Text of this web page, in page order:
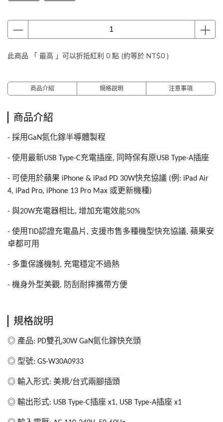
此商品 「 最高 」可以折抵紅利 0 點 (約等於 NT$0 )
商品介紹 規格說明 注意事項
商品介紹
- 採用GaN氮化鎵半導體製程
- 使用最新USB Type-C充電插座, 同時保有原USB Type-A插座
- 可使用於蘋果 iPhone & iPad PD 30W快充協議 (例 : iPad Air
4, iPad Pro, iPhone 13 Pro Max 或更新機種)
- 與20W充電器相比, 增加充電效能50%
- 使用 TID認證充電晶片 , 支援市售多種機型快充協議, 蘋果安
卓都可用
- 多重保護機制 , 充電穩定不過熱
- 機身外型美觀, 防刮耐摔攜帶方便
規格說明
◎ 產品: PD雙孔30W GaN氮化鎵快充頭
◎ 型號: GS-W30A0933
◎ 輸入形式: 美規/台式兩腳插頭
◎ 輸出形式: USB Type-C插座 x1, USB Type-A插座 x1